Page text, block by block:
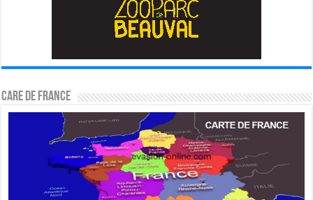
CARE DE FRANCE